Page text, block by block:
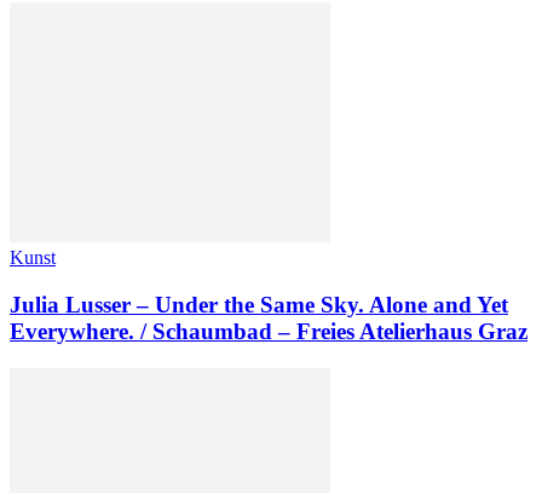
Kunst
Julia Lusser – Under the Same Sky. Alone and Yet
Everywhere. / Schaumbad – Freies Atelierhaus Graz